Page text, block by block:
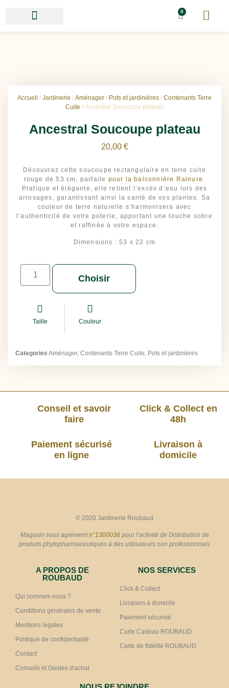
0
Accueil / Jardinerie / Aménager / Pots et jardinières / Contenants Terre
Cuite / Ancestral Soucoupe plateau
Ancestral Soucoupe plateau
20,00 €
Découvrez cette soucoupe rectangulaire en terre cuite
rouge de 53 cm, parfaite pour la balconnière Rainure .
Pratique et élégante, elle retient l’excès d’eau lors des
arrosages, garantissant ainsi la santé de vos plantes. Sa
couleur de terre naturelle s’harmonisera avec
l’authenticité de votre poterie, apportant une touche sobre
et raffinée à votre espace.
Dimensions : 53 x 22 cm
Choisir
Taille Couleur
Categories Aménager, Contenants Terre Cuite, Pots et jardinières
Conseil et savoir
faire
Click & Collect en
48h
Paiement sécurisé
en ligne
Livraison à
domicile
© 2020 Jardinerie Roubaud
Magasin sous agrémentn°1300036pour l’activité de Distribution de
produits phytopharmaceutiques à des utilisateurs non professionnels
A PROPOS DE
ROUBAUD
Qui sommes-nous ?
Conditions générales de vente
Mentions légales
Politique de confidentialité
Contact
Conseils et Guides d'achat
NOS SERVICES
Click & Collect
Livraison à domicile
Paiement sécurisé
Carte Cadeau ROUBAUD
Carte de fidélité ROUBAUD